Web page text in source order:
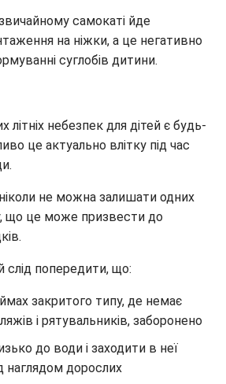
самокаті йде
на ніжки, а це негативно
суглобів дитини.
літніх небезпек для дітей є будь-
це актуально влітку під час
не можна залишати одних
що це може призвести до
слід попередити, що:
закритого типу, де немає
і рятувальників, заборонено
до води і заходити в неї
наглядом дорослих